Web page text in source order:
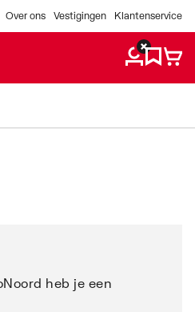
Over ons Vestigingen Klantenservice
heb je een